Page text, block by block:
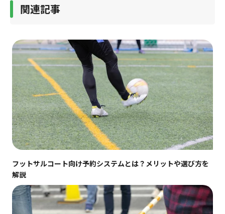
関連記事
フットサルコート向け予約システムとは？メリットや選び方を
解説